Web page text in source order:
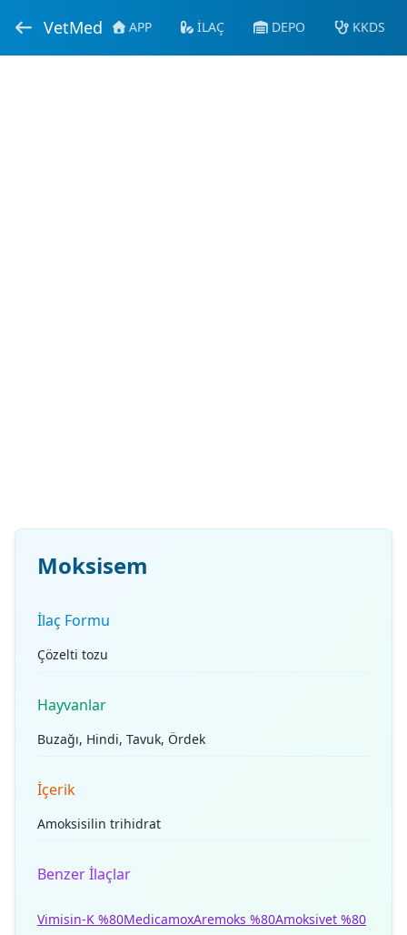
VetMed APP İLAÇ DEPO KKDS
Moksisem
İlaç Formu
Çözelti tozu
Hayvanlar
Buzağı, Hindi, Tavuk, Ördek
İçerik
Amoksisilin trihidrat
Benzer İlaçlar
Vimisin-K %80MedicamoxAremoks %80Amoksivet %80